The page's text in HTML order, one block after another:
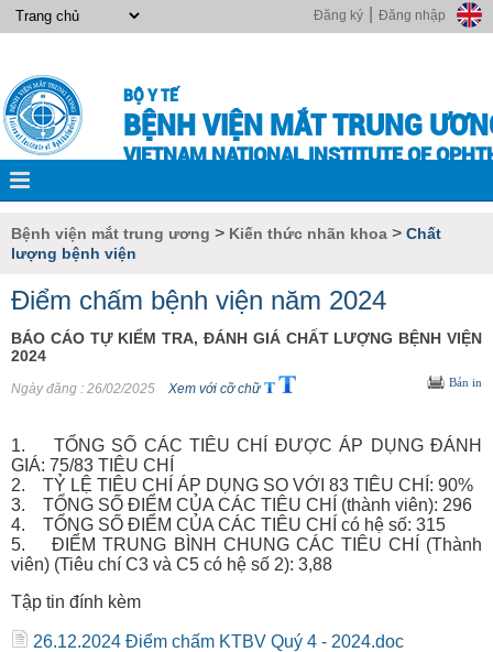
Đăng nhập
Đăng ký
BỘ Y TẾ
BỆNH VIỆN MẮT TRUNG
VIETNAM NATIONAL INSTITUTE OF
Bệnh viện mắt trung ương > Kiến thức nhãn khoa > Chất
lượng bệnh viện
Điểm chấm bệnh viện năm 2024
BÁO CÁO TỰ KIỂM TRA, ĐÁNH GIÁ CHẤT LƯỢNG BỆNH VIỆN
2024
Ngày đăng : 26/02/2025 Xem với cỡ chữ Bản in
1. TỔNG SỐ CÁC TIÊU CHÍ ĐƯỢC ÁP DỤNG ĐÁNH
GIÁ: 75/83 TIÊU CHÍ
2. TỶ LỆ TIÊU CHÍ ÁP DỤNG SO VỚI 83 TIÊU CHÍ: 90%
3. TỔNG SỐ ĐIỂM CỦA CÁC TIÊU CHÍ (thành viên): 296
4. TỔNG SỐ ĐIỂM CỦA CÁC TIÊU CHÍ có hệ số: 315
5. ĐIỂM TRUNG BÌNH CHUNG CÁC TIÊU CHÍ (Thành
viên) (Tiêu chí C3 và C5 có hệ số 2): 3,88
Tập tin đính kèm
26.12.2024 Điểm chấm KTBV Quý 4 - 2024.doc